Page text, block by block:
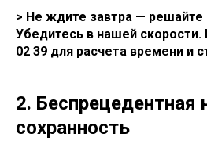
> Не ждите завтра — решайте
Убедитесь в нашей скорости.
02 39 для расчета времени и
2. Беспрецедентная
сохранность